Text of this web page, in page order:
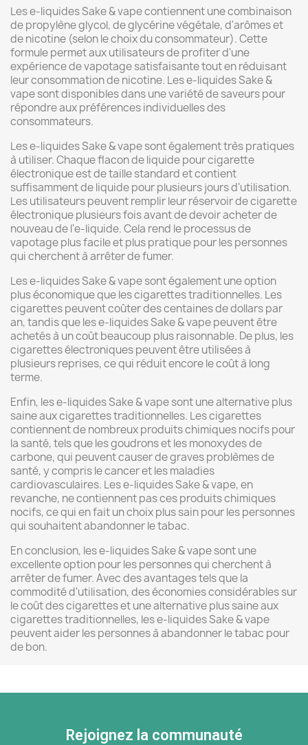
Les e-liquides Sake & vape contiennent une combinaison
de propylène glycol, de glycérine végétale, d'arômes et
de nicotine (selon le choix du consommateur). Cette
formule permet aux utilisateurs de profiter d'une
expérience de vapotage satisfaisante tout en réduisant
leur consommation de nicotine. Les e-liquides Sake &
vape sont disponibles dans une variété de saveurs pour
répondre aux préférences individuelles des
consommateurs.
Les e-liquides Sake & vape sont également très pratiques
à utiliser. Chaque flacon de liquide pour cigarette
électronique est de taille standard et contient
suffisamment de liquide pour plusieurs jours d'utilisation.
Les utilisateurs peuvent remplir leur réservoir de cigarette
électronique plusieurs fois avant de devoir acheter de
nouveau de l'e-liquide. Cela rend le processus de
vapotage plus facile et plus pratique pour les personnes
qui cherchent à arrêter de fumer.
Les e-liquides Sake & vape sont également une option
plus économique que les cigarettes traditionnelles. Les
cigarettes peuvent coûter des centaines de dollars par
an, tandis que les e-liquides Sake & vape peuvent être
achetés à un coût beaucoup plus raisonnable. De plus, les
cigarettes électroniques peuvent être utilisées à
plusieurs reprises, ce qui réduit encore le coût à long
terme.
Enfin, les e-liquides Sake & vape sont une alternative plus
saine aux cigarettes traditionnelles. Les cigarettes
contiennent de nombreux produits chimiques nocifs pour
la santé, tels que les goudrons et les monoxydes de
carbone, qui peuvent causer de graves problèmes de
santé, y compris le cancer et les maladies
cardiovasculaires. Les e-liquides Sake & vape, en
revanche, ne contiennent pas ces produits chimiques
nocifs, ce qui en fait un choix plus sain pour les personnes
qui souhaitent abandonner le tabac.
En conclusion, les e-liquides Sake & vape sont une
excellente option pour les personnes qui cherchent à
arrêter de fumer. Avec des avantages tels que la
commodité d'utilisation, des économies considérables sur
le coût des cigarettes et une alternative plus saine aux
cigarettes traditionnelles, les e-liquides Sake & vape
peuvent aider les personnes à abandonner le tabac pour
de bon.
Rejoignez la communauté